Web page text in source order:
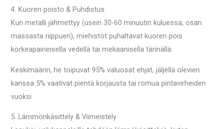
4. Kuoren poisto & Puhdistus
Kun metalli jähmettyy (usein 30-60 minuutin kuluessa, osan
massasta riippuen), miehistöt puhaltavat kuoren pois
korkeapaineisella vedellä tai mekaanisella tärinällä.
Keskimäärin, he toipuvat 95% valuosat ehjät, jäljellä olevien
kanssa 5% vaativat pientä korjausta tai romua pintavirheiden
vuoksi.
5. Lämmönkäsittely & Viimeistely